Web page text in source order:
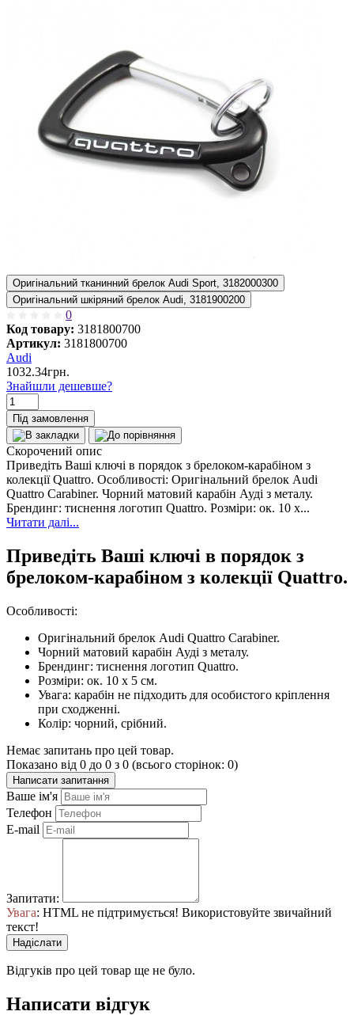
Оригінальний тканинний брелок Audi Sport, 3182000300
Оригінальний шкіряний брелок Audi, 3181900200
0
Код товару: 3181800700
Артикул: 3181800700
Audi
1032.34грн.
Знайшли дешевше?
Під замовлення
Скорочений опис
Приведіть Ваші ключі в порядок з брелоком-карабіном з
колекції Quattro. Особливості: Оригінальний брелок Audi
Quattro Carabiner. Чорний матовий карабін Ауді з металу.
Брендинг: тиснення логотип Quattro. Розміри: ок. 10 х...
Читати далі...
Приведіть Ваші ключі в порядок з
брелоком-карабіном з колекції Quattro.
Особливості:
Оригінальний брелок Audi Quattro Carabiner.
Чорний матовий карабін Ауді з металу.
Брендинг: тиснення логотип Quattro.
Розміри: ок. 10 х 5 см.
Увага: карабін не підходить для особистого кріплення
при сходженні.
Колір: чорний, срібний.
Немає запитань про цей товар.
Показано від 0 до 0 з 0 (всього сторінок: 0)
Написати запитання
Ваше ім'я
Телефон
E-mail
Запитати:
Увага: HTML не підтримується! Використовуйте звичайний
текст!
Надіслати
Відгуків про цей товар ще не було.
Написати відгук